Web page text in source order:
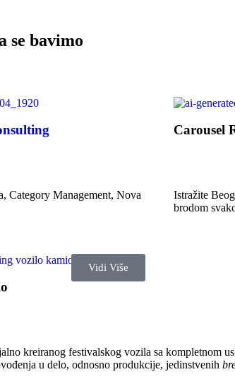
se bavimo
Category Management, Nova
Carousel
Istražite
brodom
kreiranog festivalskog vozila sa kompletnom
u delo, odnosno produkcije, jedinstvenih
Vidi Više